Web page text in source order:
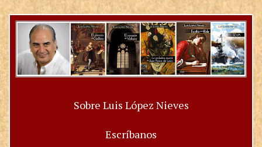
Sobre Luis López Nieves
Escríbanos